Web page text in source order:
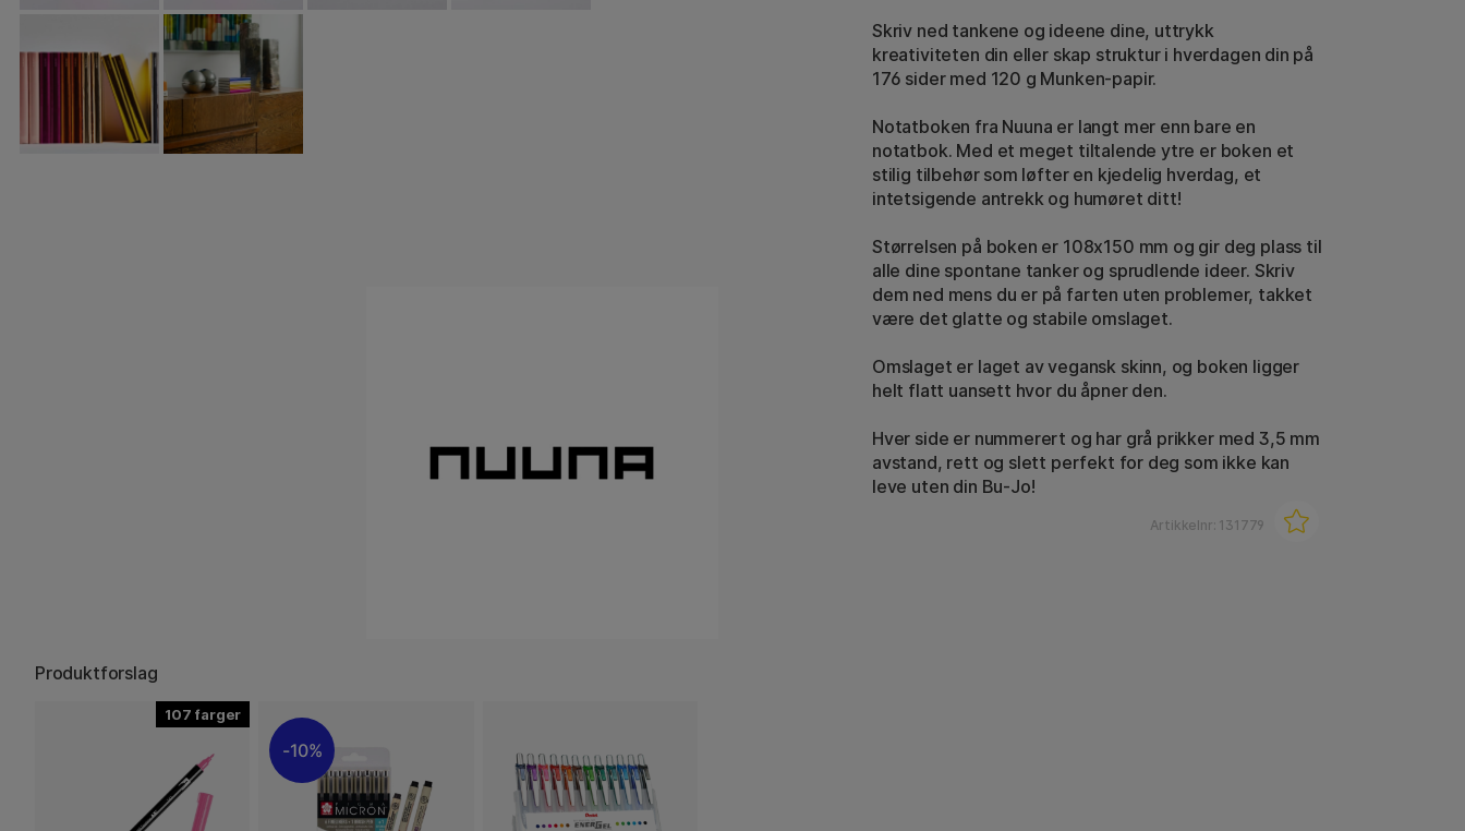
Produktforslag
107
10%
Skriv ned tankene og ideene dine, uttrykk
kreativiteten din eller skap struktur i hverdagen din på
176 sider med 120 g Munken-papir.
Notatboken fra Nuuna er langt mer enn bare en
notatbok. Med et meget tiltalende ytre er boken et
stilig tilbehør som løfter en kjedelig hverdag, et
intetsigende antrekk og humøret ditt!
Størrelsen på boken er 108x150 mm og gir deg plass til
alle dine spontane tanker og sprudlende ideer. Skriv
dem ned mens du er på farten uten problemer, takket
være det glatte og stabile omslaget.
Omslaget er laget av vegansk skinn, og boken ligger
helt flatt uansett hvor du åpner den.
Hver side er nummerert og har grå prikker med 3,5 mm
avstand, rett og slett perfekt for deg som ikke kan
leve uten din Bu-Jo!
Artikkelnr: 131779